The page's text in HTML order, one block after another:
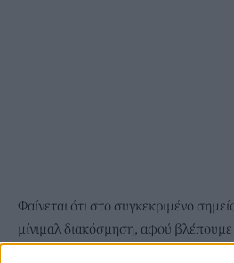
Φαίνεται ότι στο συγκεκριμένο
μίνιμαλ διακόσμηση, αφού βλέπουμε